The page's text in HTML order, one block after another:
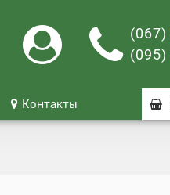
(067)
(095)
Контакты